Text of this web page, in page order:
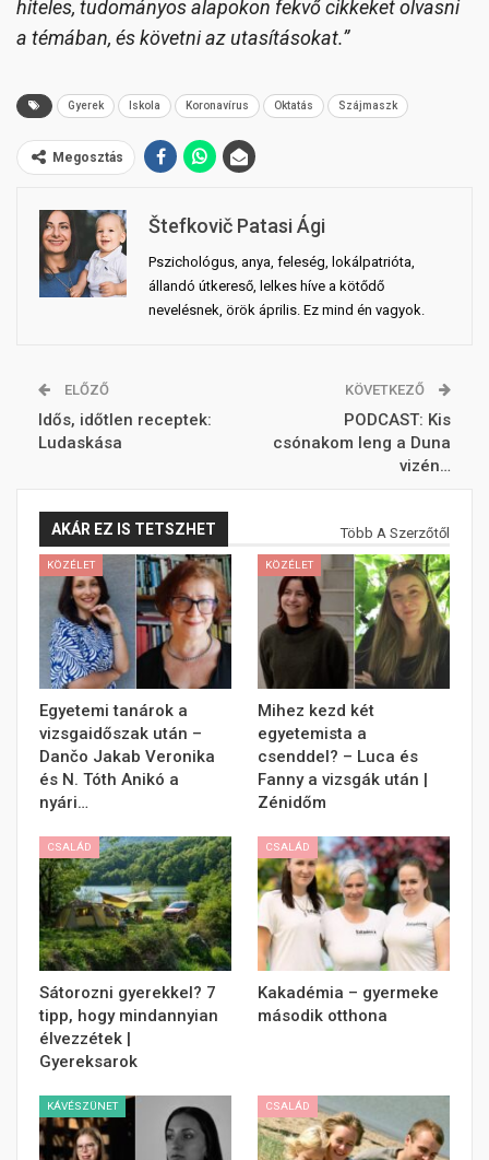
hiteles, tudományos alapokon fekvő cikkeket olvasni
a témában, és követni az utasításokat.”
Gyerek Iskola Koronavírus Oktatás Szájmaszk
Megosztás
Štefkovič Patasi Ági
Pszichológus, anya, feleség, lokálpatrióta,
állandó útkereső, lelkes híve a kötődő
nevelésnek, örök április. Ez mind én vagyok.
ELŐZŐ
Idős, időtlen receptek:
Ludaskása
KÖVETKEZŐ
PODCAST: Kis
csónakom leng a Duna
vizén…
AKÁR EZ IS TETSZHET Több A Szerzőtől
KÖZÉLET
Egyetemi tanárok a
vizsgaidőszak után –
Dančo Jakab Veronika
és N. Tóth Anikó a
nyári…
KÖZÉLET
Mihez kezd két
egyetemista a
csenddel? – Luca és
Fanny a vizsgák után |
Zénidőm
CSALÁD
Sátorozni gyerekkel? 7
tipp, hogy mindannyian
élvezzétek |
Gyereksarok
CSALÁD
Kakadémia – gyermeke
második otthona
KÁVÉSZÜNET CSALÁD